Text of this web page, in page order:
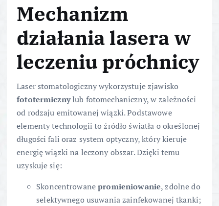
Mechanizm
działania lasera w
leczeniu próchnicy
Laser stomatologiczny wykorzystuje zjawisko
fototermicznylub fotomechaniczny, w zależności
od rodzaju emitowanej wiązki. Podstawowe
elementy technologii to źródło światła o określonej
długości fali oraz system optyczny, który kieruje
energię wiązki na leczony obszar. Dzięki temu
uzyskuje się:
Skoncentrowanepromieniowanie, zdolne do
selektywnego usuwania zainfekowanej tkanki;